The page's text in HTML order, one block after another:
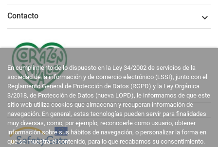
Contacto 
En cumplimiento de lo dispuesto en la Ley 34/2002 de servicios de la
sociedad de la información y de comercio electrónico (LSSI), junto con el
Reglamento General de Protección de Datos (RGPD) y la Ley Orgánica
3/2018, de Protección de Datos (nueva LOPD), le informamos de que este
sitio web utiliza cookies que almacenan y recuperan información de
navegación. En general, estas tecnologías pueden servir para finalidades
muy diversas, como, por ejemplo, reconocerle como usuario, obtener
información sobre sus hábitos de navegación, o personalizar la forma en
que se muestra el contenido, para lo que recabamos su consentimiento.